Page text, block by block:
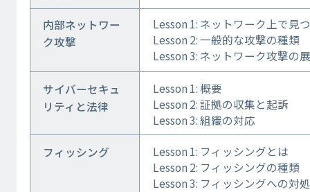
内部ネットワー
ク攻撃
Lesson 1: ネットワーク上で見
Lesson 2: 一般的な攻撃の種類
Lesson 3: ネットワーク攻撃の
サイバーセキュ
リティと法律
Lesson 1: 概要
Lesson 2: 証拠の収集と起訴
Lesson 3: 組織の対応
フィッシング
Lesson 1: フィッシングとは
Lesson 2: フィッシングの種類
Lesson 3: フィッシングへの対